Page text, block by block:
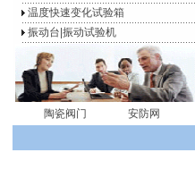
温度快速变化试验箱
振动台|振动试验机
陶瓷阀门 安防网